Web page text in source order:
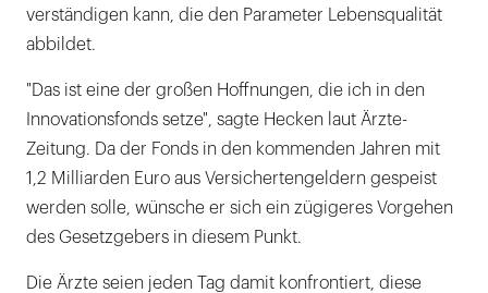
verständigen kann, die den Parameter Lebensqualität
abbildet.
"Das ist eine der großen Hoffnungen, die ich in den
Innovationsfonds setze", sagte Hecken laut Ärzte-
Zeitung. Da der Fonds in den kommenden Jahren mit
1,2 Milliarden Euro aus Versichertengeldern gespeist
werden solle, wünsche er sich ein zügigeres Vorgehen
des Gesetzgebers in diesem Punkt.
Die Ärzte seien jeden Tag damit konfrontiert, diese